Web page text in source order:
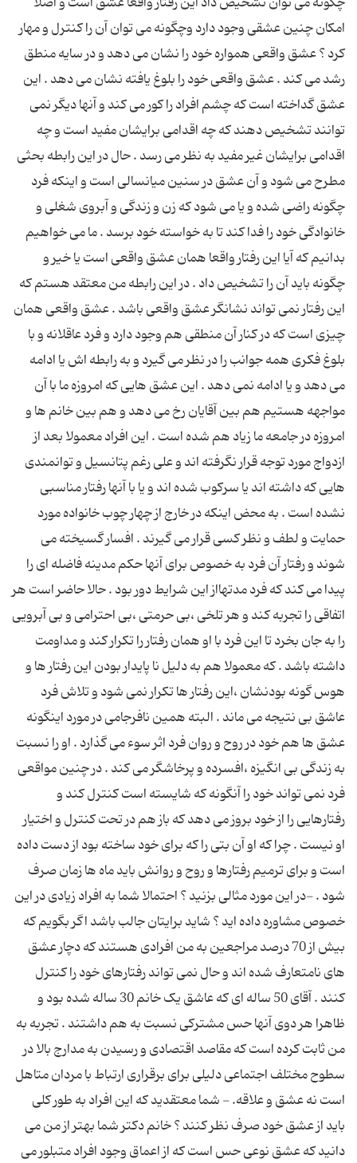
امکان چنین عشقی وجود دارد وچگونه می توان آن را کنترل و مهار
کرد ؟ عشق واقعی همواره خود را نشان می دهد و در سایه منطق
رشد می کند . عشق واقعی خود را بلوغ یافته نشان می دهد . این
عشق گداخته است که چشم افراد را کور می کند و آنها دیگر نمی
توانند تشخیص دهند که چه اقدامی برایشان مفید است و چه
اقدامی برایشان غیر مفید به نظر می رسد . حال در این رابطه بحثی
مطرح می شود و آن عشق در سنین میانسالی است و اینکه فرد
چگونه راضی شده و یا می شود که زن و زندگی و آبروی شغلی و
خانوادگی خود را فدا کند تا به خواسته خود برسد . ما می خواهیم
بدانیم که آیا این رفتار واقعا همان عشق واقعی است یا خیر و
چگونه باید آن را تشخیص داد . در این رابطه من معتقد هستم که
این رفتار نمی تواند نشانگر عشق واقعی باشد . عشق واقعی همان
چیزی است که در کنار آن منطقی هم وجود دارد و فرد عاقلانه و با
بلوغ فکری همه جوانب را در نظر می گیرد و به رابطه اش یا ادامه
می دهد و یا ادامه نمی دهد . این عشق هایی که امروزه ما با آن
مواجهه هستیم هم بین آقایان رخ می دهد و هم بین خانم ها و
امروزه در جامعه ما زیاد هم شده است . این افراد معمولا بعد از
ازدواج مورد توجه قرار نگرفته اند و علی رغم پتانسیل و توانمندی
هایی که داشته اند یا سرکوب شده اند و یا با آنها رفتار مناسبی
نشده است . به محض اینکه در خارج از چهار چوب خانواده مورد
حمایت و لطف و نظر کسی قرار می گیرند . افسار گسیخته می
شوند و رفتار آن فرد به خصوص برای آنها حکم مدینه فاضله ای را
پیدا می کند که فرد مدتهااز این شرایط دور بود . حالا حاضر است هر
اتفاقی را تجربه کند و هر تلخی ،بی حرمتی ،بی احترامی و بی آبرویی
را به جان بخرد تا این فرد با او همان رفتار را تکرار کند و مداومت
داشته باشد . که معمولا هم به دلیل نا پایدار بودن این رفتار ها و
هوس گونه بودنشان ،این رفتار ها تکرار نمی شود و تلاش فرد
عاشق بی نتیجه می ماند . البته همین نافرجامی در مورد اینگونه
عشق ها هم خود در روح و روان فرد اثر سوء می گذارد . او را نسبت
به زندگی بی انگیزه ،افسرده و پرخاشگر می کند . در چنین مواقعی
فرد نمی تواند خود را آنگونه که شایسته است کنترل کند و
رفتارهایی را از خود بروز می دهد که باز هم در تحت کنترل و اختیار
او نیست . چرا که او آن بتی را که برای خود ساخته بود از دست داده
است و برای ترمیم رفتارها و روح و روانش باید ماه ها زمان صرف
شود . -در این مورد مثالی بزنید ؟ احتمالا شما به افراد زیادی در این
خصوص مشاوره داده اید ؟ شاید برایتان جالب باشد اگر بگویم که
بیش از 70 درصد مراجعین به من افرادی هستند که دچار عشق
های نامتعارف شده اند و حال نمی تواند رفتارهای خود را کنترل
کنند . آقای 50 ساله ای که عاشق یک خانم 30 ساله شده بود و
ظاهرا هر دوی آنها حس مشترکی نسبت به هم داشتند . تجربه به
من ثابت کرده است که مقاصد اقتصادی و رسیدن به مدارج بالا در
سطوح مختلف اجتماعی دلیلی برای برقراری ارتباط با مردان متاهل
است نه عشق و علاقه. - شما معتقدید که این افراد به طور کلی
باید از عشق خود صرف نظر کنند ؟ خانم دکتر شما بهتر از من می
دانید که عشق نوعی حس است که از اعماق وجود افراد متبلور می